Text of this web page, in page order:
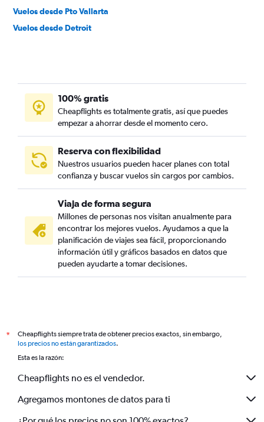
Vuelos desde Pto Vallarta
Vuelos desde Detroit
100% gratis
Cheapflights es totalmente gratis, así que puedes
empezar a ahorrar desde el momento cero.
Reserva con flexibilidad
Nuestros usuarios pueden hacer planes con total
confianza y buscar vuelos sin cargos por cambios.
Viaja de forma segura
Millones de personas nos visitan anualmente para
encontrar los mejores vuelos. Ayudamos a que la
planificación de viajes sea fácil, proporcionando
información útil y gráficos basados en datos que
pueden ayudarte a tomar decisiones.
*
Cheapflights siempre trata de obtener precios exactos, sin embargo,
los precios no están garantizados.
Esta es la razón:
Cheapflights no es el vendedor.
Agregamos montones de datos para ti